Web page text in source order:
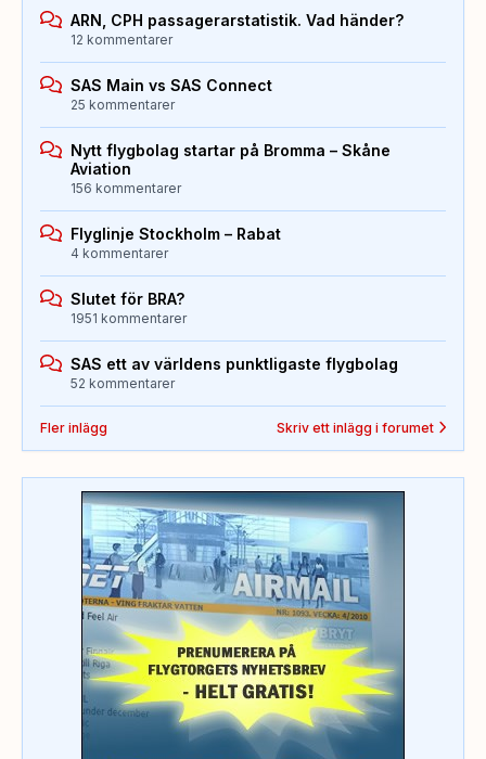
ARN, CPH passagerarstatistik. Vad händer?
12 kommentarer
SAS Main vs SAS Connect
25 kommentarer
Nytt flygbolag startar på Bromma – Skåne
Aviation
156 kommentarer
Flyglinje Stockholm – Rabat
4 kommentarer
Slutet för BRA?
1951 kommentarer
SAS ett av världens punktligaste flygbolag
52 kommentarer
Fler inlägg Skriv ett inlägg i forumet